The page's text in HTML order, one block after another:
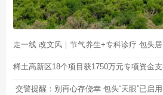
走一线 改文风｜节气养生+专科诊疗 包头
稀土高新区18个项目获1750万元专项资金
交警提醒：别再心存侥幸 包头“天眼”已启用